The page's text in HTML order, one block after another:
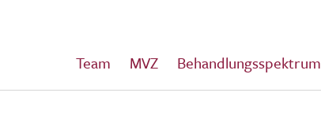
Team MVZ Behandlungsspektrum